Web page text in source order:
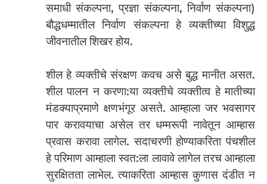
समाधी संकल्पना, प्रज्ञा संकल्पना, निर्वाण संकल्पना)
बौद्धधम्मातील निर्वाण संकल्पना हे व्यक्तीच्या विशुद्ध
जीवनातील शिखर होय.
शील हे व्यक्तीचे संरक्षण कवच असे बुद्ध मानीत असत.
शील पालन न करणा:या व्यक्तीचे व्यक्तीत्व हे मातीच्या
मंडक्याप्रमाणे क्षणभंगूर असते. आम्हाला जर भवसागर
पार करावयाचा असेल तर धम्मरूपी नावेतून आम्हास
प्रवास करावा लागेल. सदाचरणी होण्याकरिता पंचशील
हे परिमाण आम्हाला स्वत:ला लावावे लागेल तरच आम्हाला
सुरक्षितता लाभेल. त्याकरिता आम्हास कुणास दंडीत न